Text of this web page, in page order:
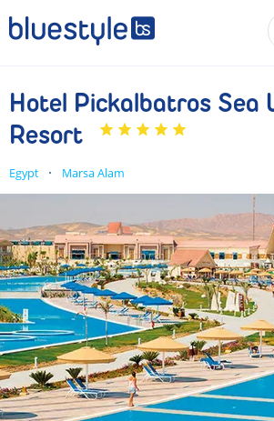
Hotel Pickalbatros Sea
Resort
Egypt Marsa Alam